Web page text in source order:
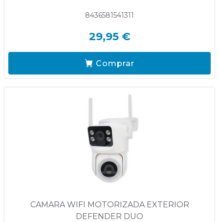
8436581541311
29,95 €
Comprar
CAMARA WIFI MOTORIZADA EXTERIOR
DEFENDER DUO